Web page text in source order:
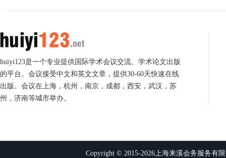
huiyi123是一个专业提供国际学术会议交流、学术论文出版
的平台。会议接受中文和英文文章，提供30-60天快速在线
出版。会议在上海，杭州，南京，成都，西安，武汉，苏
州，济南等城市举办。
Copyright © 2015-2026上海来溪会务服务有